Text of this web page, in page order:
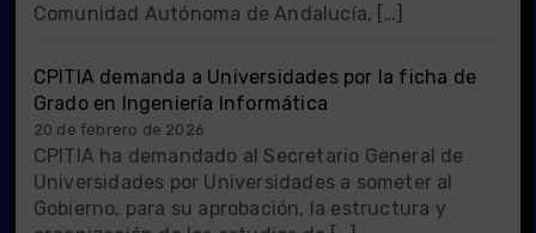
Comunidad Autónoma de Andalucía, […]
CPITIA demanda a Universidades por la ficha de
Grado en Ingeniería Informática
20 de febrero de 2026
CPITIA ha demandado al Secretario General de
Universidades por Universidades a someter al
Gobierno, para su aprobación, la estructura y